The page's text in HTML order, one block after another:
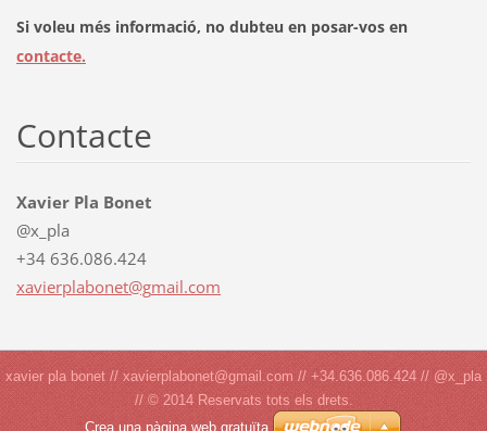
Si voleu més informació, no dubteu en posar-vos en
contacte.
Contacte
Xavier Pla Bonet
@x_pla
+34 636.086.424
xavierplabonet@gmail.com
xavier pla bonet // xavierplabonet@gmail.com // +34.636.086.424 // @x_pla
// © 2014 Reservats tots els drets.
Crea una pàgina web gratuïta